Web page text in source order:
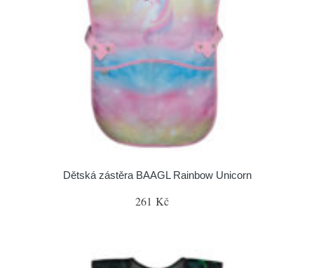
Dětská zástěra BAAGL Rainbow Unicorn
261 Kč